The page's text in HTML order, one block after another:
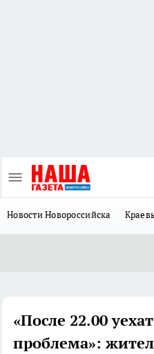
Новости Новороссийска
«После 22.00
проблема»: